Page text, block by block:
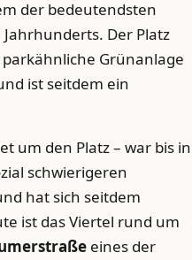
der bedeutendsten
Der Platz
parkähnliche Grünanlage
ist seitdem ein
um den Platz – war bis in
schwierigeren
hat sich seitdem
ist das Viertel rund um
eines der